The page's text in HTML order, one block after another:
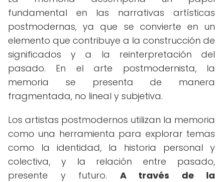
fundamental en las narrativas artísticas
postmodernas, ya que se convierte en un
elemento que contribuye a la construcción de
significados y a la reinterpretación del
pasado. En el arte postmodernista, la
memoria se presenta de manera
fragmentada, no lineal y subjetiva.
Los artistas postmodernos utilizan la memoria
como una herramienta para explorar temas
como la identidad, la historia personal y
colectiva, y la relación entre pasado,
presente y futuro. A través de la